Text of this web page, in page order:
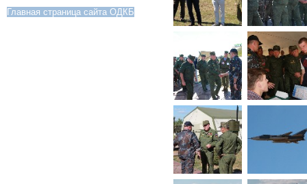
Главная страница сайта ОДКБ